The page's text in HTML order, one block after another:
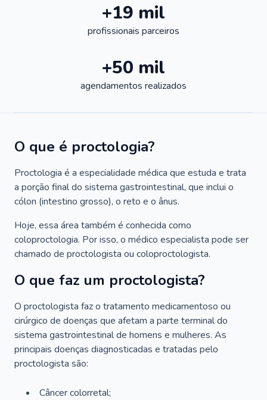
+19 mil
profissionais parceiros
+50 mil
agendamentos realizados
O que é proctologia?
Proctologia é a especialidade médica que estuda e trata
a porção final do sistema gastrointestinal, que inclui o
cólon (intestino grosso), o reto e o ânus.
Hoje, essa área também é conhecida como
coloproctologia. Por isso, o médico especialista pode ser
chamado de proctologista ou coloproctologista.
O que faz um proctologista?
O proctologista faz o tratamento medicamentoso ou
cirúrgico de doenças que afetam a parte terminal do
sistema gastrointestinal de homens e mulheres. As
principais doenças diagnosticadas e tratadas pelo
proctologista são:
Câncer colorretal;